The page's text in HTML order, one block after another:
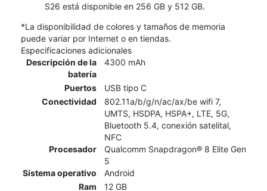
S26 está disponible en 256 GB y 512 GB.
*La disponibilidad de colores y tamaños de memoria
puede variar por Internet o en tiendas.
Especificaciones adicionales
Descripción de la
batería
4300 mAh
Puertos
USB tipo C
Conectividad
802.11a/b/g/n/ac/ax/be wifi 7,
UMTS, HSDPA, HSPA+, LTE, 5G,
Bluetooth 5.4, conexión satelital,
NFC
Procesador
Qualcomm Snapdragon® 8 Elite Gen
5
Sistema operativo
Android
Ram
12 GB